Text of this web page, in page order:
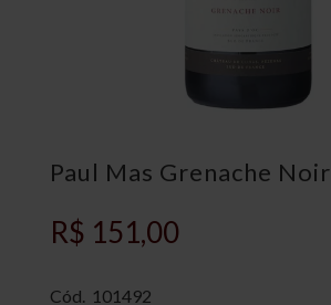
Paul Mas Grenache Noir
R$ 151,00
Cód. 101492